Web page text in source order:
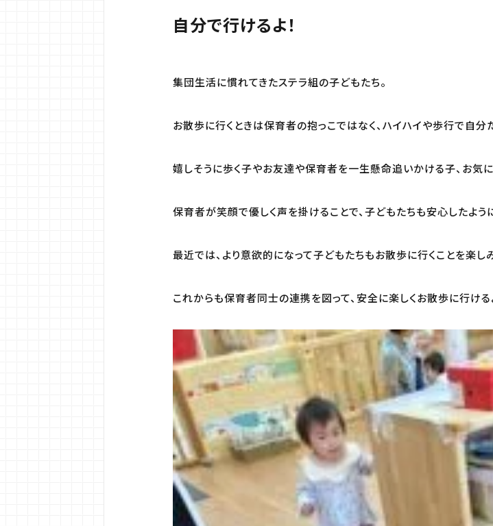
自分で行けるよ！
集団生活に慣れてきたステラ組の子どもたち。
お散歩に行くときは保育者の抱っこではなく、ハイハイや歩行で自分
嬉しそうに歩く子やお友達や保育者を一生懸命追いかける子、お気
保育者が笑顔で優しく声を掛けることで、子どもたちも安心したよう
最近では、より意欲的になって子どもたちもお散歩に行くことを楽し
これからも保育者同士の連携を図って、安全に楽しくお散歩に行ける